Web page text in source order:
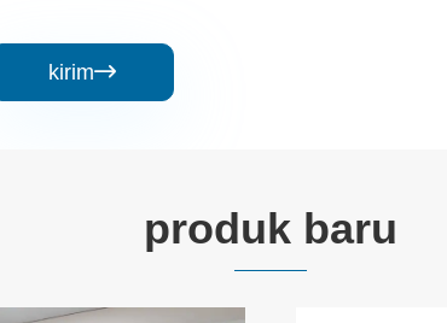
kirim
produk baru